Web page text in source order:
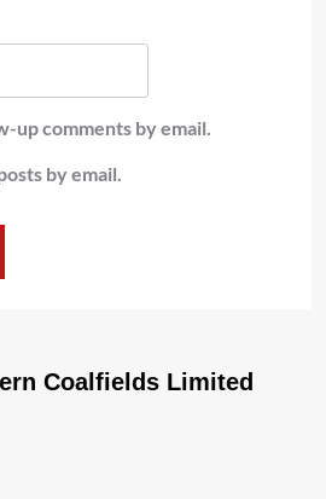
up comments by email.
by email.
Coalfields Limited